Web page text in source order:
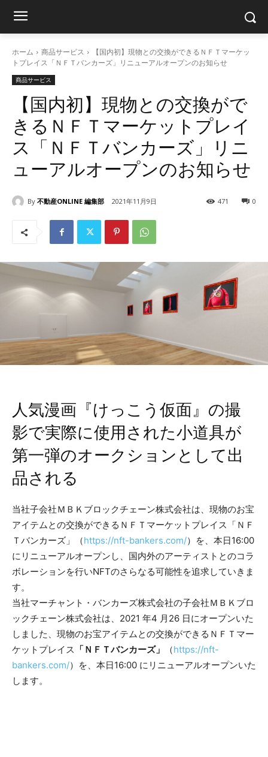
ホーム 商品サービス
【国内初】現物との交換ができるＮＦＴマーケッ
トプレイス「ＮＦＴバンカーズ」リニューアルオープンのお知らせ
商品サービス
【国内初】現物との交換がで
きるＮＦＴマーケットプレイ
ス「ＮＦＴバンカーズ」リニ
ューアルオープンのお知らせ
By 不動産ONLINE 編集部 2021年11月9日 0
471
人気漫画『けっこう仮面』の撮
影で実際に使用された小道具が
第一弾のオークションとして出
品される
当社子会社ＭＢＫブロックチェーン株式会社は、現物のお宝
アイテムとの交換ができるＮＦＴマーケットプレイス「ＮＦ
Ｔバンカーズ」（https://nft-bankers.com/）を、本日16:00
にリニューアルオープンし、国内外のアーティストとのコラ
ボレーションを行いNFTのさらなる可能性を追求していきま
す。
当社マーチャント・バンカーズ株式会社の子会社ＭＢＫブロ
ックチェーン株式会社は、2021 年4 月26 日にオープンいた
しました、現物のお宝アイテムとの交換ができるＮＦＴマー
ケットプレイス 「ＮＦＴバンカーズ」 （https://nft-
bankers.com/）を、本日16:00 にリニューアルオープンいた
します。